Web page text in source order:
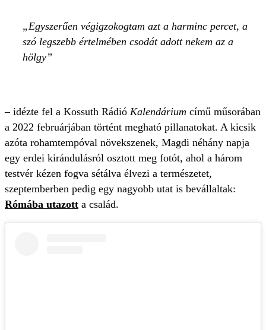
Egyszerűen végigzokogtam azt a harminc percet, a
szó legszebb értelmében csodát adott nekem az a
hölgy
– idézte fel a Kossuth Rádió Kalendárium című műsorában
a 2022 februárjában történt megható pillanatokat. A kicsik
azóta rohamtempóval növekszenek, Magdi néhány napja
egy erdei kirándulásról osztott meg fotót, ahol a három
testvér kézen fogva sétálva élvezi a természetet,
szeptemberben pedig egy nagyobb utat is bevállaltak:
Rómába utazott a család.